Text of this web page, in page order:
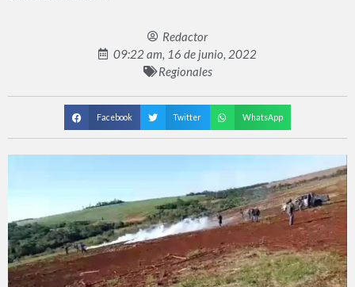
Redactor
09:22 am, 16 de junio, 2022
Regionales
Facebook Twitter WhatsApp